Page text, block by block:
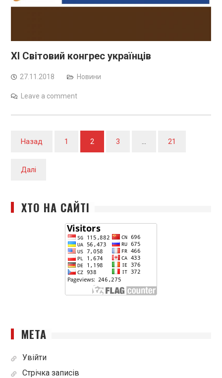
ХІ Світовий конгрес українців
27.11.2018 Новини
Leave a comment
Навігація
Назад 1 2 3 … 21
Далі
ХТО НА САЙТІ
МЕТА
Увійти
Стрічка записів